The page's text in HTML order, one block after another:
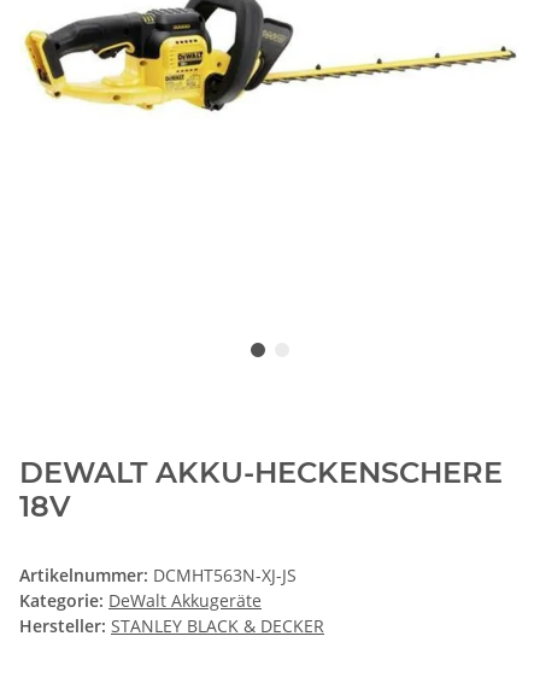
DEWALT AKKU-HECKENSCHERE
18V
Artikelnummer: DCMHT563N-XJ-JS
Kategorie: DeWalt Akkugeräte
Hersteller: STANLEY BLACK & DECKER